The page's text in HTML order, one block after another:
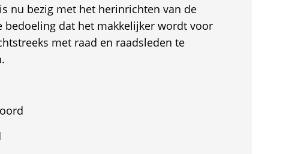
nu bezig met het herinrichten van de
bedoeling dat het makkelijker wordt voor
met raad en raadsleden te